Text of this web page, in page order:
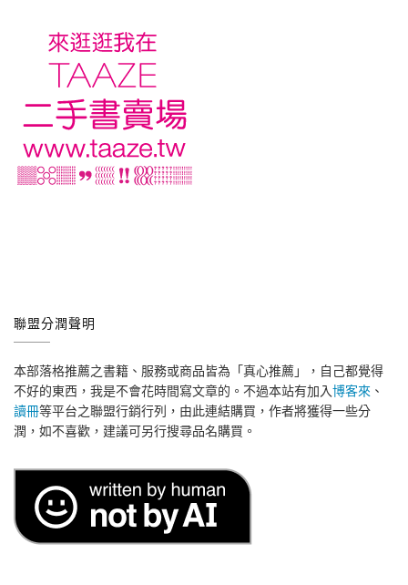
聯盟分潤聲明
本部落格推薦之書籍、服務或商品皆為「真心推薦」，自己都覺得
不好的東西，我是不會花時間寫文章的。不過本站有加入博客來 、
讀冊等平台之聯盟行銷行列，由此連結購買，作者將獲得一些分
潤，如不喜歡，建議可另行搜尋品名購買。